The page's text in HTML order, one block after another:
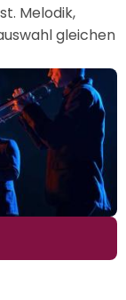
Melodik,
gleichen